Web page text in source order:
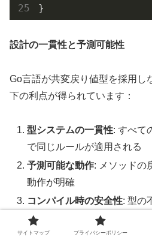
設計の一貫性と予測可能性
Go言語が共変戻り値型を採用し
下の利点が得られています：
型システムの一貫性: すべて
で同じルールが適用される
予測可能な動作: メソッドの
動作が明確
コンパイル時の安全性: 型の
検出される
学習コストの削減 : 複雑な共
サイトマップ プライバシーポリシー